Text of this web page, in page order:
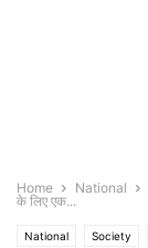
Home National
के लिए एक...
National Society